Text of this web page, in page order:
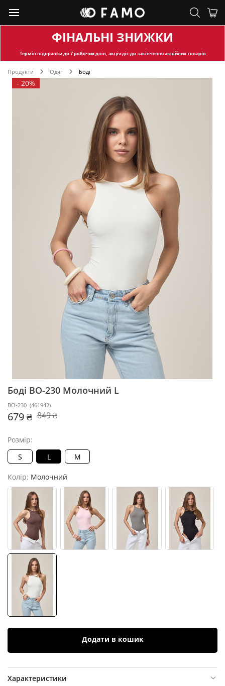
ФІНАЛЬНІ ЗНИЖКИ
Термін відправкидо 7 робочих днів, акція діє до закінчення акційних товарів
Продукти Одяг Боді
- 20%
Боді BO-230 Молочний L
BO-230 (461942)
679 ₴ 849 ₴
Розмір:
S
L M
Колір: Молочний
Додати в кошик
Характеристики